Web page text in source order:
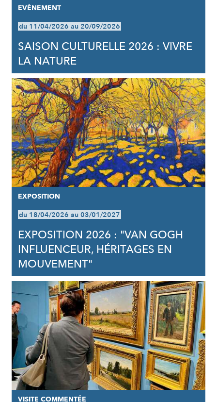
EVÈNEMENT
du 11/04/2026 au 20/09/2026
SAISON CULTURELLE 2026 : VIVRE
LA NATURE
EXPOSITION
du 18/04/2026 au 03/01/2027
EXPOSITION 2026 : "VAN GOGH
INFLUENCEUR, HÉRITAGES EN
MOUVEMENT"
VISITE COMMENTÉE